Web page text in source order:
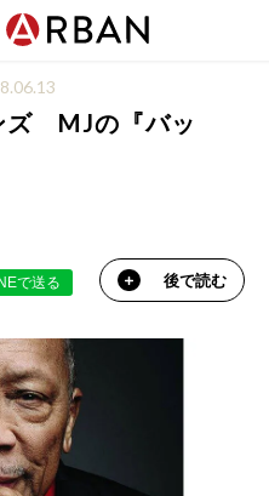
ズ MJの『バッ
で送る 後で読む